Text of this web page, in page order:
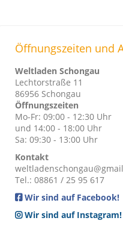
Öffnungszeiten und
Weltladen Schongau
Lechtorstraße 11
86956 Schongau
Öffnungszeiten
Mo-Fr: 09:00 - 12:30 Uhr
und 14:00 - 18:00 Uhr
Sa: 09:30 - 13:00 Uhr
Kontakt
Tel.: 08861 / 25 95 617
Wir sind auf Facebook!
Wir sind auf Instagram!